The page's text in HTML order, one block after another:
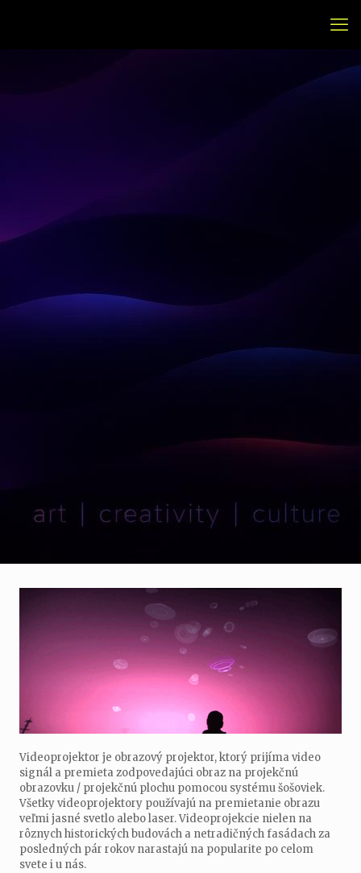
Videoprojektor je obrazový projektor, ktorý prijíma video
signál a premieta zodpovedajúci obraz na projekčnú
obrazovku / projekčnú plochu pomocou systému šošoviek.
Všetky videoprojektory používajú na premietanie obrazu
veľmi jasné svetlo alebo laser. Videoprojekcie nielen na
rôznych historických budovách a netradičných fasádach za
posledných pár rokov narastajú na popularite po celom
svete i u nás.